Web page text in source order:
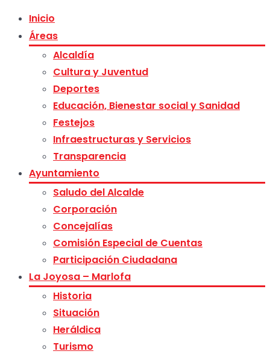
Inicio
Áreas
Alcaldía
Cultura y Juventud
Deportes
Educación, Bienestar social y Sanidad
Festejos
Infraestructuras y Servicios
Transparencia
Ayuntamiento
Saludo del Alcalde
Corporación
Concejalías
Comisión Especial de Cuentas
Participación Ciudadana
La Joyosa – Marlofa
Historia
Situación
Heráldica
Turismo